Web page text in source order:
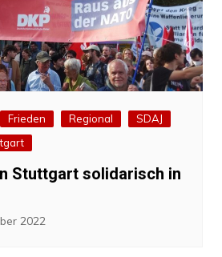
Frieden Regional
SDAJ
Stuttgart solidarisch in
2022